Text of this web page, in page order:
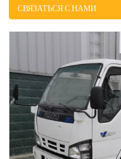
СВЯЗАТЬСЯ С НАМИ